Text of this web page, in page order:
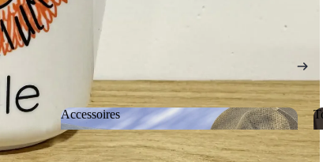
Accessoires
Accessoires